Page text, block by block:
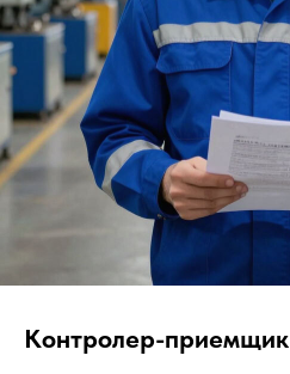
Контролер-приемщик